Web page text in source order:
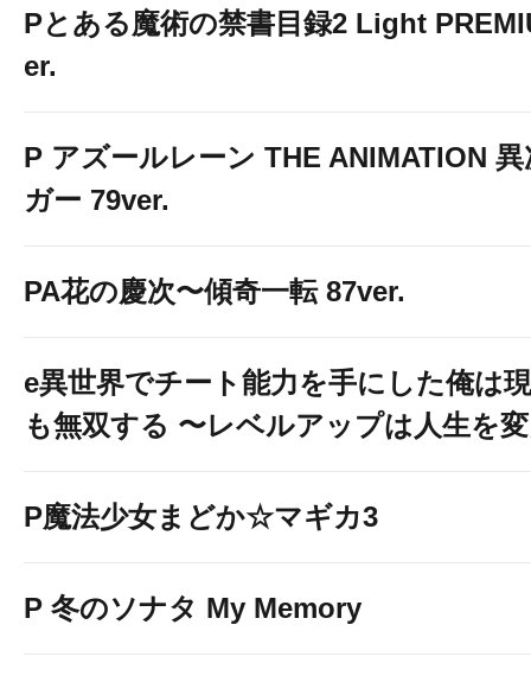
Pとある魔術の禁書目録2 Light
er.
P アズールレーン THE ANIMATION
ガー 79ver.
PA花の慶次〜傾奇一転 87ver.
e異世界でチート能力を手にした俺は
も無双する 〜レベルアップは人生を
P魔法少女まどか☆マギカ3
P 冬のソナタ My Memory